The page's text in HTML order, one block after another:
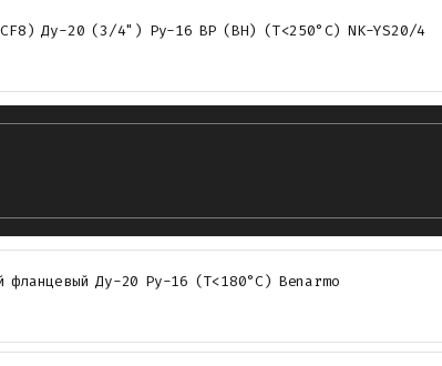
Ду-20 (3/4") Ру-16 ВР (ВН) (Т<250°С) NK-YS20/4
фланцевый Ду-20 Ру-16 (Т<180°С) Benarmo